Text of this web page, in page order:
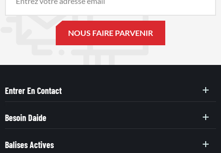
Entrer En Contact
Besoin Daide
Balises Actives